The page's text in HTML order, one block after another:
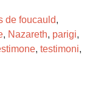
de foucauld,
, Nazareth, parigi,
, testimoni,